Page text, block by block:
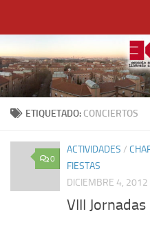
ETIQUETADO: CONCIERTOS
0
ACTIVIDADES /
FIESTAS
DICIEMBRE 4, 2012
VIII